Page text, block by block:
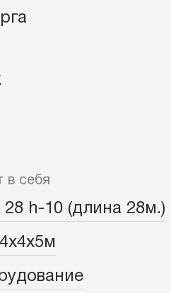
в себя
h-10 (длина 28м.)